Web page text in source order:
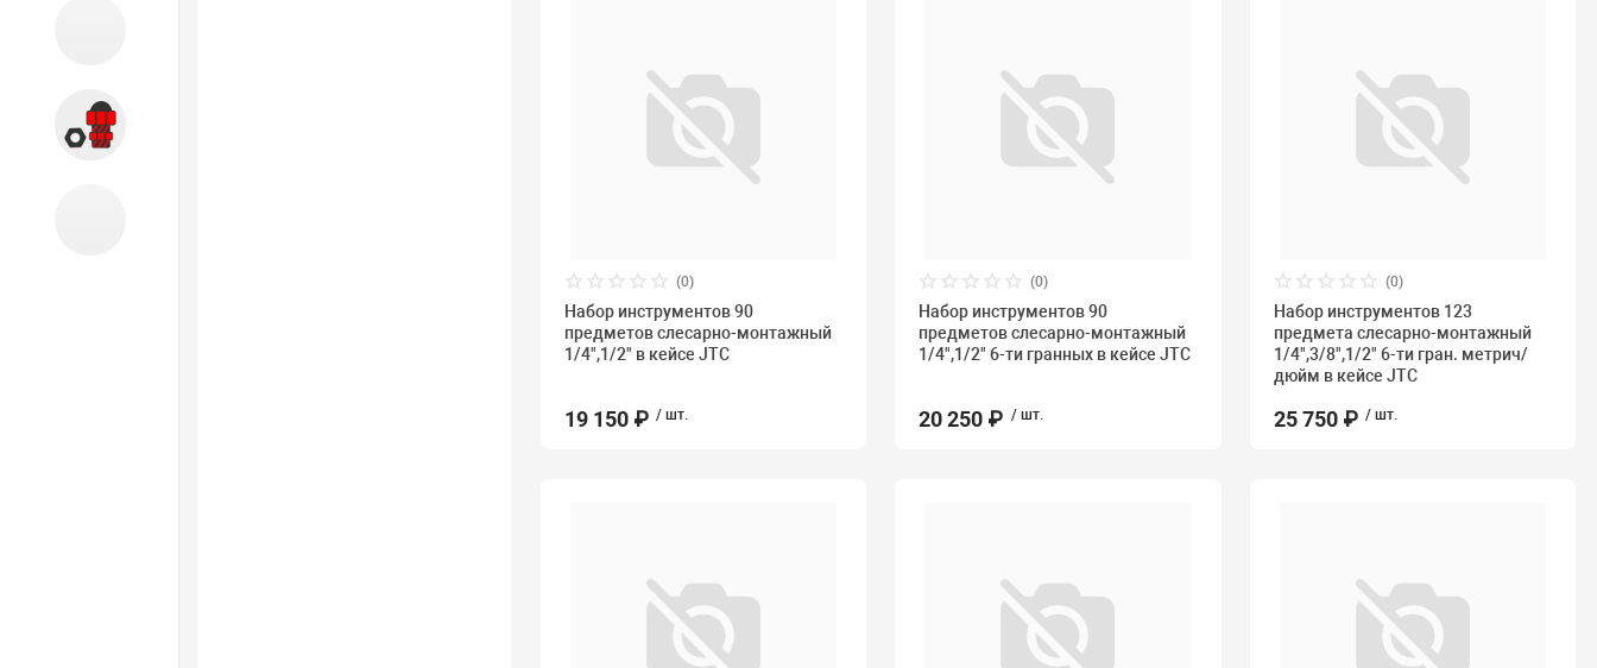
(0)
Набор инструментов 90
предметов слесарно-монтажный
1/4",1/2" в кейсе JTC
19 150 ₽ / шт.
(0)
Набор инструментов 90
предметов слесарно-монтажный
1/4",1/2" 6-ти гранных в кейсе JTC
20 250 ₽ / шт.
(0)
Набор инструментов 123
предмета слесарно-монтажный
1/4",3/8",1/2" 6-ти гран. метрич/
дюйм в кейсе JTC
25 750 ₽ / шт.